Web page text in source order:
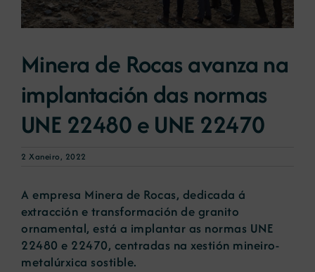
Portal de emprego
Contacto
Minera de Rocas avanza na
implantación das normas
UNE 22480 e UNE 22470
2 Xaneiro, 2022
A empresa Minera de Rocas, dedicada á
extracción e transformación de granito
ornamental, está a implantar as normas UNE
22480 e 22470, centradas na xestión mineiro-
metalúrxica sostible.